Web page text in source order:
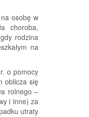
osobę w
choroba,
rodzina
na
o pomocy
oblicza się
rolnego –
i inne) za
utraty